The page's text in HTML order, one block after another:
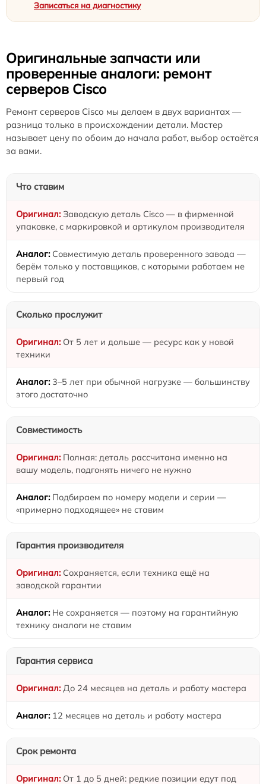
Записаться на диагностику
Оригинальные запчасти или
проверенные аналоги: ремонт
серверов Cisco
Ремонт серверов Cisco мы делаем в двух вариантах —
разница только в происхождении детали. Мастер
называет цену по обоим до начала работ, выбор остаётся
за вами.
Что ставим
Заводскую деталь Cisco — в фирменной
упаковке, с маркировкой и артикулом производителя
Совместимую деталь проверенного завода —
берём только у поставщиков, с которыми работаем не
первый год
Сколько прослужит
От 5 лет и дольше — ресурс как у новой
техники
3–5 лет при обычной нагрузке — большинству
этого достаточно
Совместимость
Полная: деталь рассчитана именно на
вашу модель, подгонять ничего не нужно
Подбираем по номеру модели и серии —
«примерно подходящее» не ставим
Гарантия производителя
Сохраняется, если техника ещё на
заводской гарантии
Не сохраняется — поэтому на гарантийную
технику аналоги не ставим
Гарантия сервиса
До 24 месяцев на деталь и работу мастера
12 месяцев на деталь и работу мастера
Срок ремонта
От 1 до 5 дней: редкие позиции едут под